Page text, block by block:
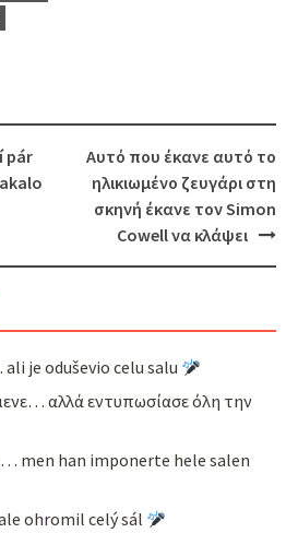
pár
Αυτό που έκανε αυτό το
ηλικιωμένο ζευγάρι στη
σκηνή έκανε τον Simon
Cowell να κλάψει
je oduševio celu salu
αλλά εντυπωσίασε όλη την
men han imponerte hele salen
ohromil celý sál